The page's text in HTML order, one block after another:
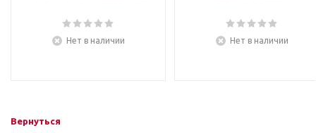
Нет в наличии Нет в наличии
Вернуться